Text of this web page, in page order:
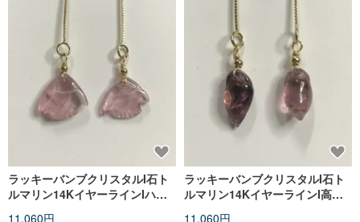
ラッキーバンブクリスタルI石ト
ルマリン14KイヤーラインIハイ
11,060円
ラッキーバンブクリスタルI石ト
ルマリン14KイヤーラインI高純
11,060円